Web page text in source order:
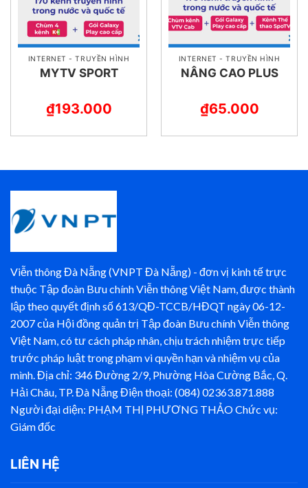
INTERNET - TRUYỀN HÌNH
MYTV SPORT
₫193.000
INTERNET - TRUYỀN HÌNH
NÂNG CAO PLUS
₫65.000
Viễn thông Đà Nẵng (VNPT Đà Nẵng) - đơn vị kinh tế trực
thuộc Tập đoàn Bưu chính Viễn thông Việt Nam, được thành
lập theo quyết định số 613/QĐ-TCCB/HĐQT ngày 06-12-
2007 của Hội đồng quản trị Tập đoàn Bưu chính Viễn thông
Việt Nam, có tư cách pháp nhân, chịu trách nhiệm trực tiếp
trước pháp luật trong phạm vi quyền hạn và nhiệm vụ của
mình. Địa chỉ: 346 Đường 2/9, Phường Hòa Cường Bắc, Q.
Hải Châu, TP. Đà Nẵng Điện thoại: (084) 02363.871.888
Người đại diện: PHẠM THỊ PHƯƠNG THẢO Chức vụ:
Giám đốc
LIÊN HỆ